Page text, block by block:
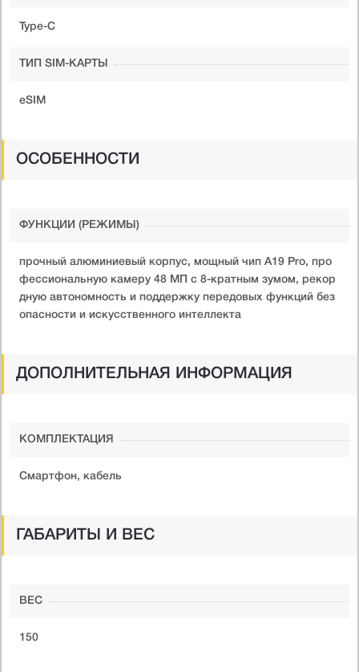
Type-C
ТИП SIM-КАРТЫ
eSIM
ОСОБЕННОСТИ
ФУНКЦИИ (РЕЖИМЫ)
прочный алюминиевый корпус, мощный чип A19 Pro, про
фессиональную камеру 48 МП с 8-кратным зумом, рекор
дную автономность и поддержку передовых функций без
опасности и искусственного интеллекта
ДОПОЛНИТЕЛЬНАЯ ИНФОРМАЦИЯ
КОМПЛЕКТАЦИЯ
Смартфон, кабель
ГАБАРИТЫ И ВЕС
ВЕС
150